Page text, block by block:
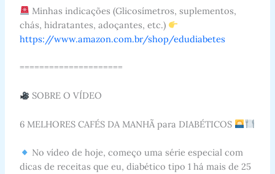
Minhas indicações (Glicosímetros, suplementos,
chás, hidratantes, adoçantes, etc.)
https://www.amazon.com.br/shop/edudiabetes
=====================
SOBRE O VÍDEO
6 MELHORES CAFÉS DA MANHÃ para DIABÉTICOS
No vídeo de hoje, começo uma série especial com
dicas de receitas que eu, diabético tipo 1 há mais de 25